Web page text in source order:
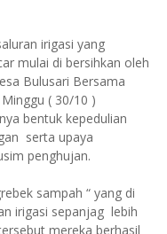
irigasi yang
mulai di bersihkan oleh
Bulusari Bersama
( 30/10 )
bentuk kepedulian
serta upaya
penghujan.
sampah “ yang di
irigasi sepanjag lebih
mereka berhasil